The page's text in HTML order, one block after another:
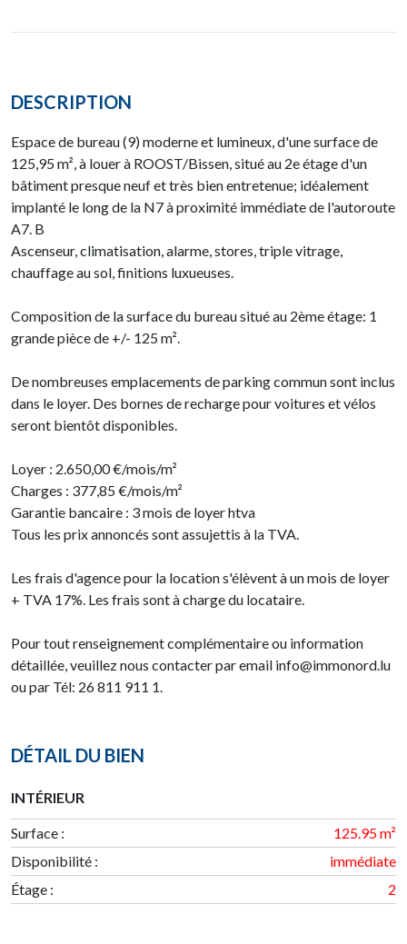
DESCRIPTION
Espace de bureau (9) moderne et lumineux, d'une surface de
125,95 m², à louer à ROOST/Bissen, situé au 2e étage d'un
bâtiment presque neuf et très bien entretenue; idéalement
implanté le long de la N7 à proximité immédiate de l'autoroute
A7. B
Ascenseur, climatisation, alarme, stores, triple vitrage,
chauffage au sol, finitions luxueuses.
Composition de la surface du bureau situé au 2ème étage: 1
grande pièce de +/- 125 m².
De nombreuses emplacements de parking commun sont inclus
dans le loyer. Des bornes de recharge pour voitures et vélos
seront bientôt disponibles.
Loyer : 2.650,00 €/mois/m²
Charges : 377,85 €/mois/m²
Garantie bancaire : 3 mois de loyer htva
Tous les prix annoncés sont assujettis à la TVA.
Les frais d'agence pour la location s'élèvent à un mois de loyer
+ TVA 17%. Les frais sont à charge du locataire.
Pour tout renseignement complémentaire ou information
détaillée, veuillez nous contacter par email info@immonord.lu
ou par Tél: 26 811 911 1.
DÉTAIL DU BIEN
INTÉRIEUR
Surface :
125.95 m²
Disponibilité :
immédiate
Étage : 2